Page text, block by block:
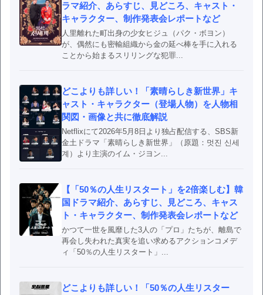
ラマ紹介、あらすじ、見どころ、キャスト・
キャラクター、制作発表会レポートなど
人里離れた町出身の少女ヒジュ（パク・ボヨン）
が、偶然にも密輸組織から金の延べ棒を手に入れる
ことから始まるスリリングな犯罪...
どこよりも詳しい！「素晴らしき新世界」キ
ャスト・キャラクター（登場人物）を人物相
関図・画像と共に徹底解説
Netflixにて2026年5月8日より独占配信する、SBS新
金土ドラマ「素晴らしき新世界」（原題：멋진 신세
계）より主演のイム・ジヨン...
【「50％の人生リスタート」を2倍楽しむ】韓
国ドラマ紹介、あらすじ、見どころ、キャス
ト・キャラクター、制作発表会レポートなど
かつて一世を風靡した3人の「プロ」たちが、離島で
再会し失われた真実を追い求めるアクションコメデ
ィ「50％の人生リスタート」...
どこよりも詳しい！「50％の人生リスター